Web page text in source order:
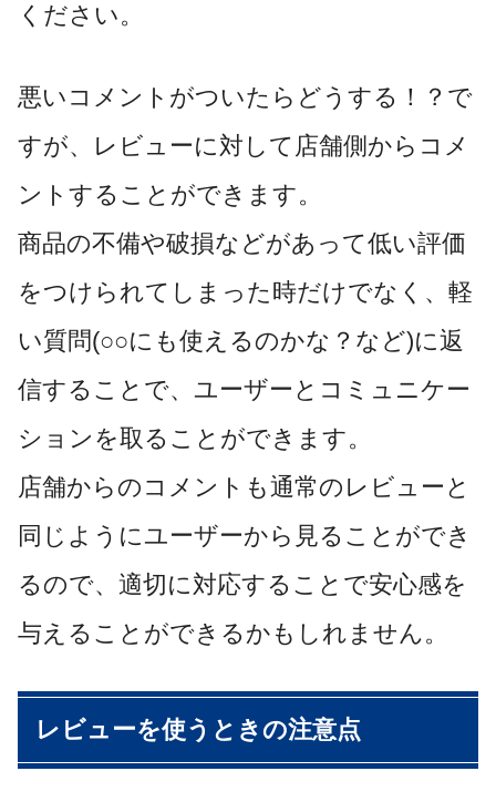
ください。
悪いコメントがついたらどうする！？で
すが、レビューに対して店舗側からコメ
ントすることができます。
商品の不備や破損などがあって低い評価
をつけられてしまった時だけでなく、軽
い質問(○○にも使えるのかな？など)に返
信することで、ユーザーとコミュニケー
ションを取ることができます。
店舗からのコメントも通常のレビューと
同じようにユーザーから見ることができ
るので、適切に対応することで安心感を
与えることができるかもしれません。
レビューを使うときの注意点